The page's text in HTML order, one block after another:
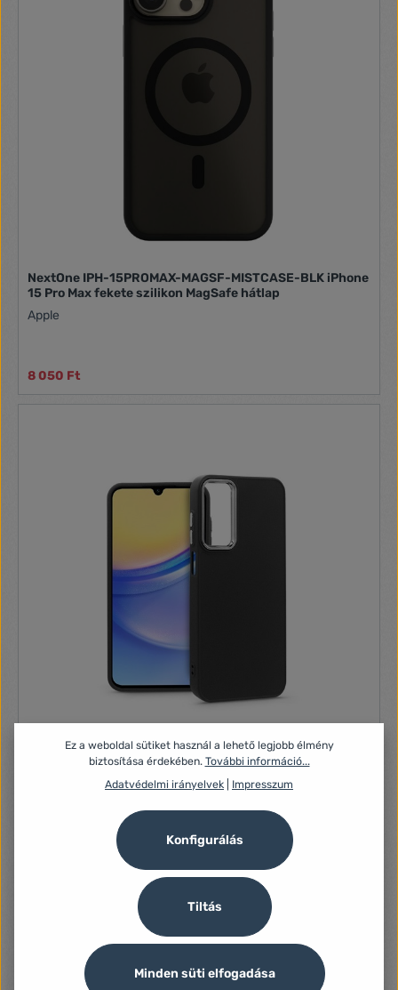
NextOne IPH-15PROMAX-MAGSF-MISTCASE-BLK iPhone
15 Pro Max fekete szilikon MagSafe hátlap
Apple
8 050 Ft
Haffner HF240225 Samsung Galaxy A15 4G/A15 5G
Frame fekete szilikon hátlap
Ez a weboldal sütiket használ a lehető legjobb élmény
biztosítása érdekében. További információ...
Adatvédelmi irányelvek
Impresszum
Tiltás
Konfigurálás
Minden süti elfogadása